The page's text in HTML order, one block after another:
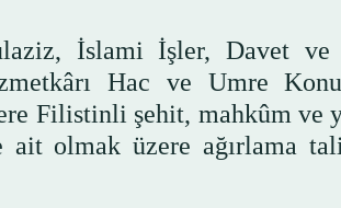
İslami İşler, Davet ve
Hac ve Umre
Filistinli şehit, mahkûm ve
ait olmak üzere ağırlama